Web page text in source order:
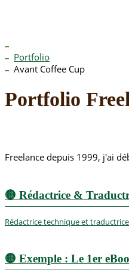
Portfolio
Avant Coffee Cup
Portfolio
Freelance depuis 1999, j'ai
🟡 Rédactrice &
Rédactrice technique et
🟡 Exemple : Le 1er